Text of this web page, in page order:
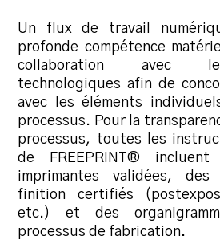
Un flux de travail
profonde compétence
collaboration avec
technologiques afin de
avec les éléments
processus. Pour la
processus, toutes les
de FREEPRINT®
imprimantes validées, des
finition certifiés
etc.) et des
processus de fabrication.